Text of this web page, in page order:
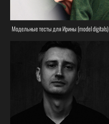
Модельные тесты для Ирины (model digitals)